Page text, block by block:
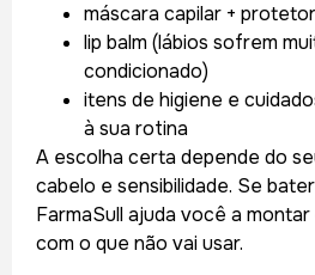
máscara capilar +
lip balm (lábios sofrem
condicionado)
itens de higiene e
à sua rotina
A escolha certa depende do
cabelo e sensibilidade. Se
FarmaSull ajuda você a
com o que não vai usar.